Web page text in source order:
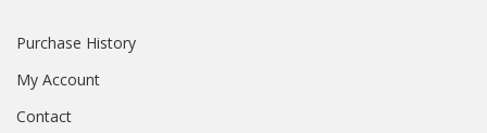
Purchase History
My Account
Contact